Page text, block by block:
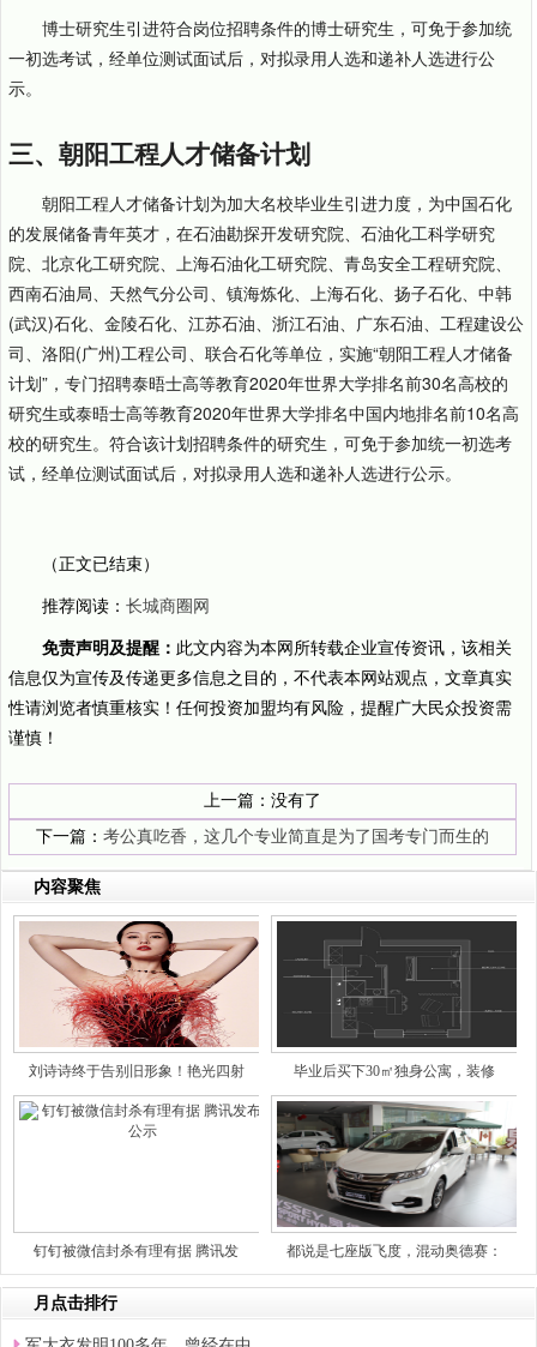
博士研究生引进符合岗位招聘条件的博士研究生，可免于参加统
一初选考试，经单位测试面试后，对拟录用人选和递补人选进行公
示。
三、朝阳工程人才储备计划
朝阳工程人才储备计划为加大名校毕业生引进力度，为中国石化
的发展储备青年英才，在石油勘探开发研究院、石油化工科学研究
院、北京化工研究院、上海石油化工研究院、青岛安全工程研究院、
西南石油局、天然气分公司、镇海炼化、上海石化、扬子石化、中韩
(武汉)石化、金陵石化、江苏石油、浙江石油、广东石油、工程建设公
司、洛阳(广州)工程公司、联合石化等单位，实施“朝阳工程人才储备
计划”，专门招聘泰晤士高等教育2020年世界大学排名前30名高校的
研究生或泰晤士高等教育2020年世界大学排名中国内地排名前10名高
校的研究生。符合该计划招聘条件的研究生，可免于参加统一初选考
试，经单位测试面试后，对拟录用人选和递补人选进行公示。
（正文已结束）
推荐阅读： 长城商圈网
免责声明及提醒： 此文内容为本网所转载企业宣传资讯，该相关
信息仅为宣传及传递更多信息之目的，不代表本网站观点，文章真实
性请浏览者慎重核实！任何投资加盟均有风险，提醒广大民众投资需
谨慎！
上一篇：没有了
下一篇： 考公真吃香，这几个专业简直是为了国考专门而生的
内容聚焦
刘诗诗终于告别旧形象！艳光四射 毕业后买下30㎡独身公寓，装修
钉钉被微信封杀有理有据 腾讯发 都说是七座版飞度，混动奥德赛：
月点击排行